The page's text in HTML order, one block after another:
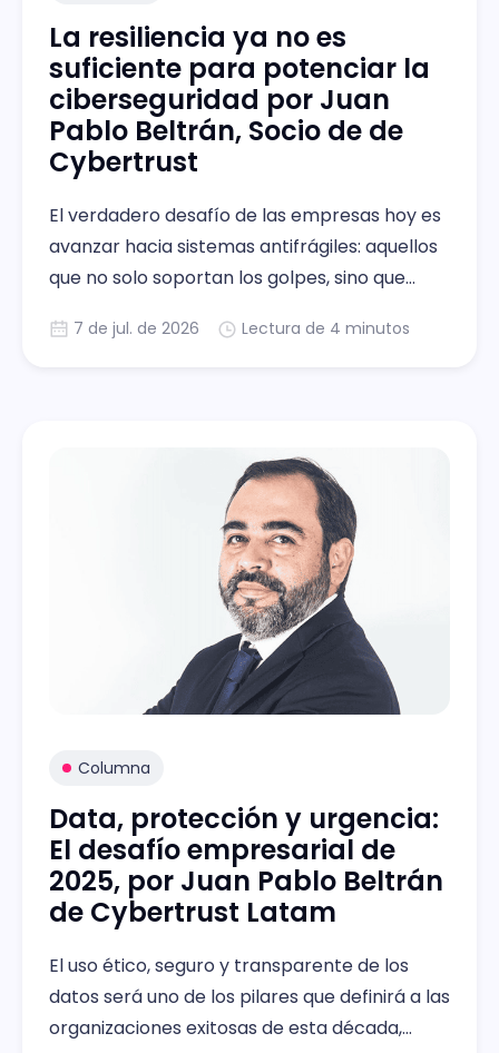
La resiliencia ya no es
suficiente para potenciar la
ciberseguridad por Juan
Pablo Beltrán, Socio de de
Cybertrust
El verdadero desafío de las empresas hoy es
avanzar hacia sistemas antifrágiles: aquellos
que no solo soportan los golpes, sino que
7 de jul. de 2026 Lectura de 4 minutos
Columna
Data, protección y urgencia:
El desafío empresarial de
2025, por Juan Pablo Beltrán
de Cybertrust Latam
El uso ético, seguro y transparente de los
datos será uno de los pilares que definirá a las
organizaciones exitosas de esta década,